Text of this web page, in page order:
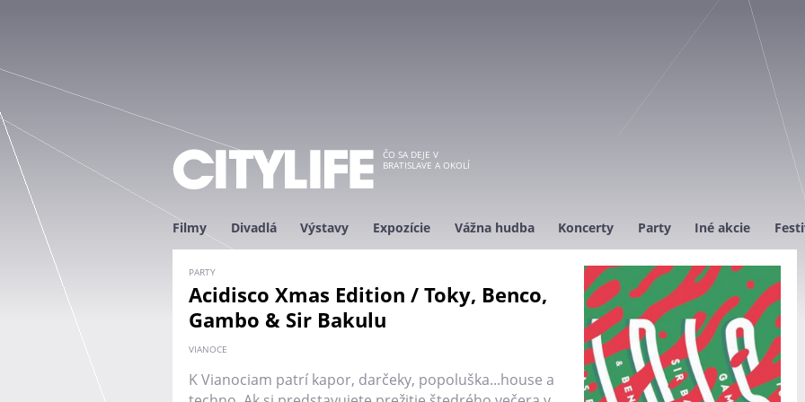
ČO SA DEJE V
BRATISLAVE A OKOLÍ
Filmy Divadlá Výstavy Expozície Vážna hudba Koncerty Party Iné akcie
PARTY
Acidisco Xmas Edition / Toky, Benco,
Gambo & Sir Bakulu
VIANOCE
K Vianociam patrí kapor, darčeky, popoluška...house a